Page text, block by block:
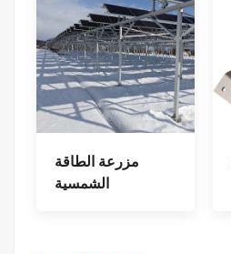
مزرعة الطاقة
الشمسية